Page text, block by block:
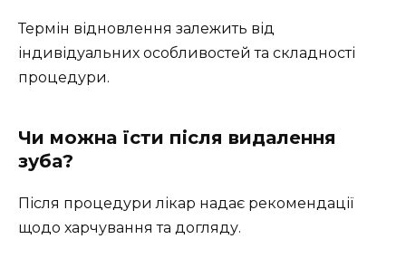
Термін відновлення залежить від
індивідуальних особливостей та складності
процедури.
Чи можна їсти після видалення
зуба?
Після процедури лікар надає рекомендації
щодо харчування та догляду.